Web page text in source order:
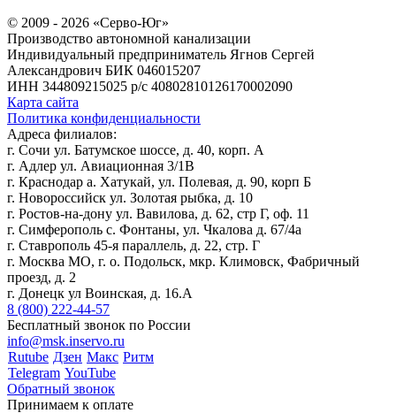
© 2009 - 2026 «Серво-Юг»
Производство автономной канализации
Индивидуальный предприниматель Ягнов Сергей
Александрович БИК 046015207
ИНН 344809215025 р/с 40802810126170002090
Карта сайта
Политика конфиденциальности
Адреса филиалов:
г. Сочи ул. Батумское шоссе, д. 40, корп. А
г. Адлер ул. Авиационная 3/1В
г. Краснодар а. Хатукай, ул. Полевая, д. 90, корп Б
г. Новороссийск ул. Золотая рыбка, д. 10
г. Ростов-на-дону ул. Вавилова, д. 62, стр Г, оф. 11
г. Симферополь с. Фонтаны, ул. Чкалова д. 67/4а
г. Ставрополь 45-я параллель, д. 22, стр. Г
г. Москва МО, г. о. Подольск, мкр. Климовск, Фабричный
проезд, д. 2
г. Донецк ул Воинская, д. 16.А
8 (800) 222-44-57
Бесплатный звонок по России
info@msk.inservo.ru
Rutube Дзен Макс Ритм
Telegram YouTube
Обратный звонок
Принимаем к оплате